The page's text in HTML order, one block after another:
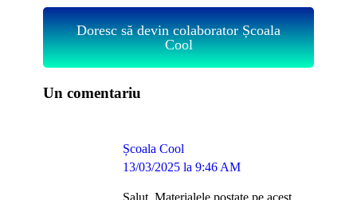
Doresc să devin colaborator Școala
Cool
Un comentariu
Școala Cool
says:
13/03/2025 la 9:46 AM
Salut. Materialele postate pe acest